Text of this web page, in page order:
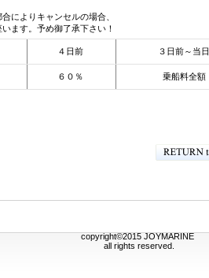
によりキャンセルの場合、
ます。予め御了承下さい！
４日前 ３日前～当日
６０％ 乗船料全額
copyright©2015 JOYMARINE
all rights reserved.